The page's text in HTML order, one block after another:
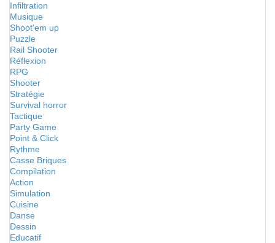
Infiltration
Musique
Shoot'em up
Puzzle
Rail Shooter
Réflexion
RPG
Shooter
Stratégie
Survival horror
Tactique
Party Game
Point & Click
Rythme
Casse Briques
Compilation
Action
Simulation
Cuisine
Danse
Dessin
Educatif